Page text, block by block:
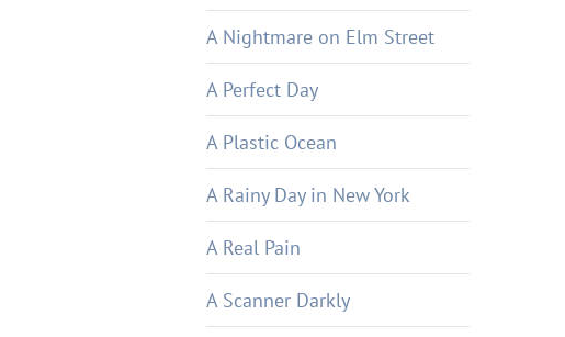
A Nightmare on Elm Street
A Perfect Day
A Plastic Ocean
A Rainy Day in New York
A Real Pain
A Scanner Darkly